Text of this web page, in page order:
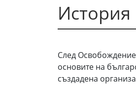
История
След
основите на
създадена